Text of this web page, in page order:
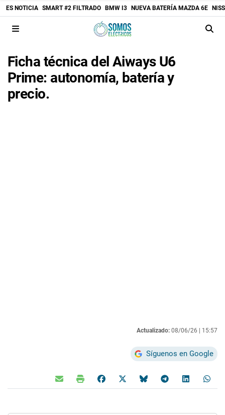
ES NOTICIA SMART #2 FILTRADO BMW I3 NUEVA BATERÍA MAZDA 6E
Ficha técnica del Aiways U6
Prime: autonomía, batería y
precio.
Actualizado: 08/06/26 | 15:57
Síguenos en Google